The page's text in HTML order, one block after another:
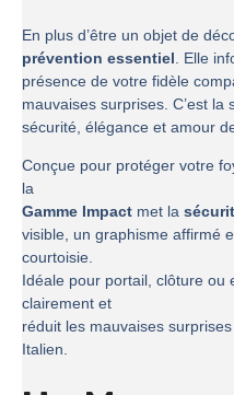
En plus d’être un objet de
prévention essentiel. Elle
présence de votre fidèle
mauvaises surprises. C’est
sécurité, élégance et amour
Conçue pour protéger votre
la
Gamme Impact met la
visible, un graphisme affirmé
courtoisie.
Idéale pour portail, clôture ou
clairement et
réduit les mauvaises
Italien.